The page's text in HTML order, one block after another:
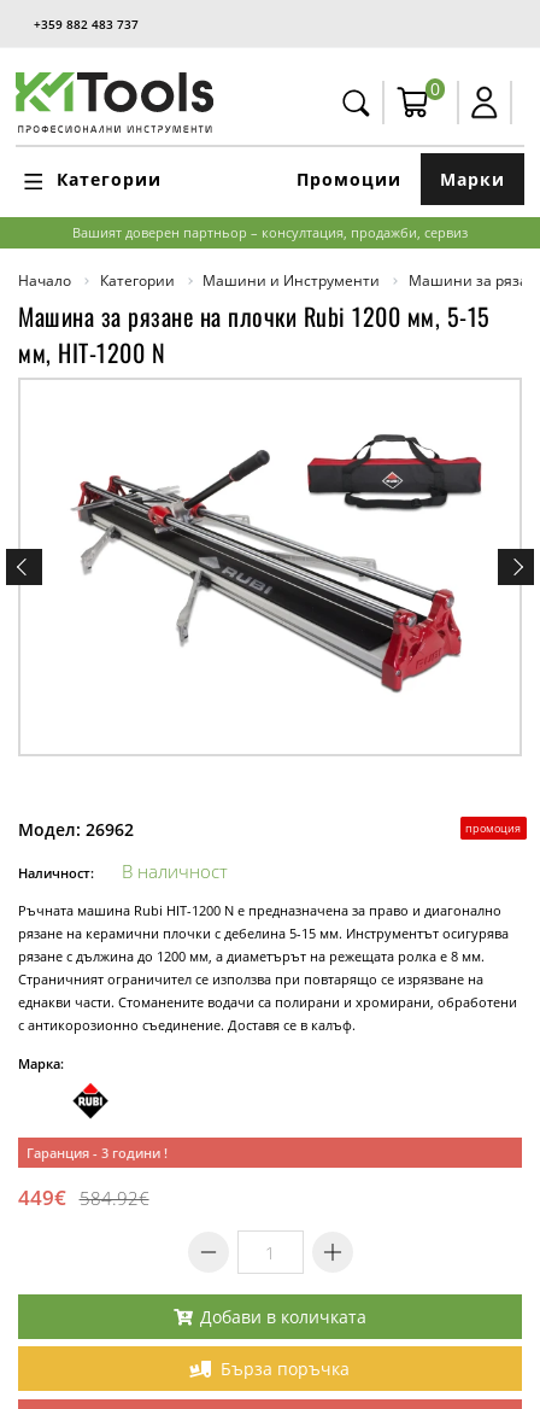
+359 882 483 737
0
Категории Марки
Промоции
Вашият доверен партньор – консултация, продажби, сервиз
Начало Категории Машини и Инструменти Машини за
Машина за рязане на плочки Rubi 1200 мм, 5-15
мм, HIT-1200 N
промоция
Модел: 26962
Наличност: В наличност
Ръчната машина Rubi HIT-1200 N е предназначена за право и диагонално
рязане на керамични плочки с дебелина 5-15 мм. Инструментът осигурява
рязане с дължина до 1200 мм, а диаметърът на режещата ролка е 8 мм.
Страничният ограничител се използва при повтарящо се изрязване на
еднакви части. Стоманените водачи са полирани и хромирани, обработени
с антикорозионно съединение. Доставя се в калъф.
Марка:
Гаранция - 3 години !
449€ 584.92€
Добави в количката
Бърза поръчка